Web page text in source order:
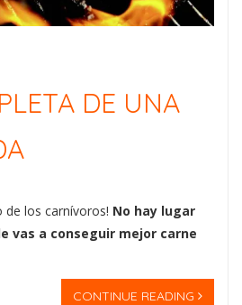
DE UNA
de los carnívoros! No hay lugar
vas a conseguir mejor carne
CONTINUE READING